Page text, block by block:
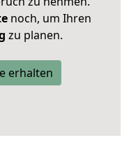
noch, um Ihren
zu planen.
erhalten